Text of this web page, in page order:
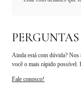
Ainda está com dúvida? Nos
você o mais rápido possível.
Fale conosco!